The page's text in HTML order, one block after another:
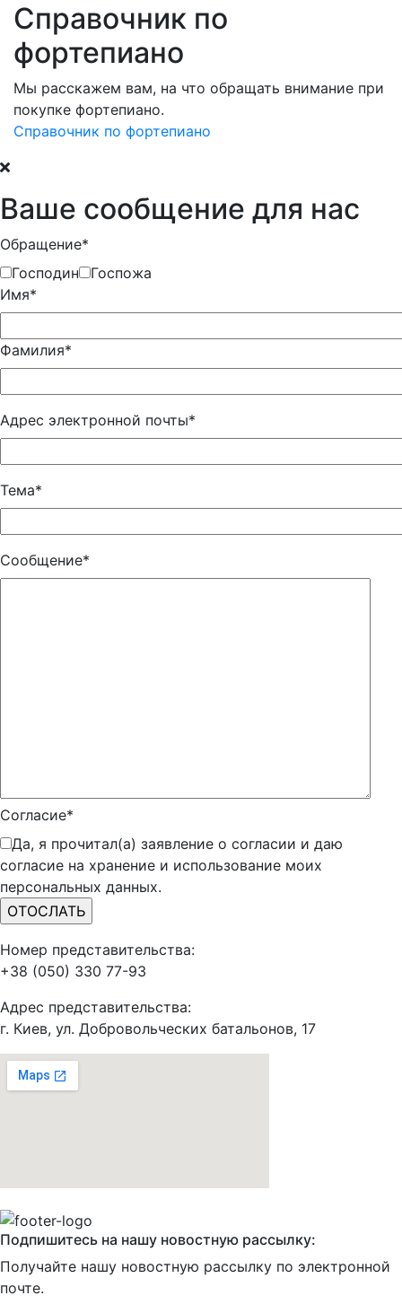
Справочник по
фортепиано
Мы расскажем вам, на что обращать внимание при
покупке фортепиано.
Справочник по фортепиано
Ваше сообщение для нас
Обращение*
Господин
Госпожа
Имя*
Фамилия*
Адрес электронной почты*
Тема*
Сообщение*
Согласие*
Да, я прочитал(а) заявление о согласии и даю
согласие на хранение и использование моих
персональных данных.
Номер представительства:
+38 (050) 330 77-93
Адрес представительства:
г. Киев, ул. Добровольческих батальонов, 17
Подпишитесь на нашу новостную рассылку:
Получайте нашу новостную рассылку по электронной
почте.